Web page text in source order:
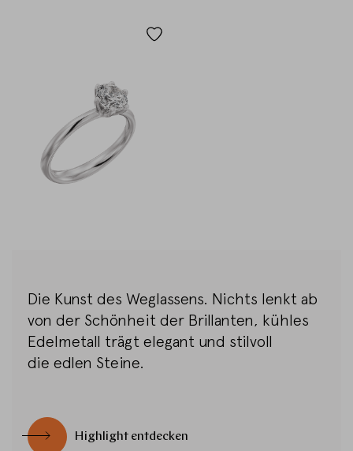
Die Kunst des Weglassens. Nichts lenkt ab
von der Schönheit der Brillanten, kühles
Edelmetall trägt elegant und stilvoll
die edlen Steine.
Highlight entdecken